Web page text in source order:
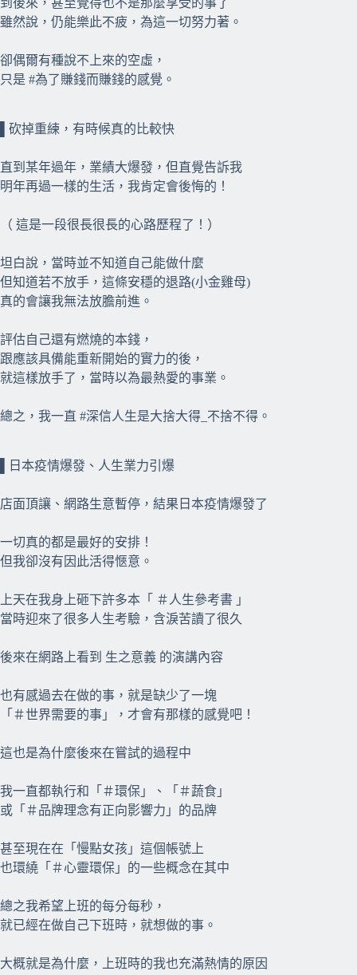
雖然說，仍能樂此不疲，為這一切努力著。
卻偶爾有種說不上來的空虛，
只是 #為了賺錢而賺錢的感覺。
▌砍掉重練，有時候真的比較快
直到某年過年，業績大爆發，但直覺告訴我
明年再過一樣的生活，我肯定會後悔的！
（ 這是一段很長很長的心路歷程了！）
坦白說，當時並不知道自己能做什麼
但知道若不放手，這條安穩的退路(小金雞母)
真的會讓我無法放膽前進。
評估自己還有燃燒的本錢，
跟應該具備能重新開始的實力的後，
就這樣放手了，當時以為最熱愛的事業。
總之，我一直 #深信人生是大捨大得_不捨不得。
▌日本疫情爆發、人生業力引爆
店面頂讓、網路生意暫停，結果日本疫情爆發了
一切真的都是最好的安排！
但我卻沒有因此活得愜意。
上天在我身上砸下許多本「 ＃人生參考書 」
當時迎來了很多人生考驗，含淚苦讀了很久
後來在網路上看到 生之意義 的演講內容
也有感過去在做的事，就是缺少了一塊
「＃世界需要的事」，才會有那樣的感覺吧！
這也是為什麼後來在嘗試的過程中
我一直都執行和「＃環保」、「＃蔬食」
或「＃品牌理念有正向影響力」的品牌
甚至現在在「慢點女孩」這個帳號上
也環繞「＃心靈環保」的一些概念在其中
總之我希望上班的每分每秒，
就已經在做自己下班時，就想做的事。
大概就是為什麼，上班時的我也充滿熱情的原因